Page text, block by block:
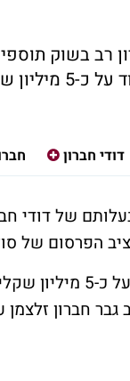
רב בשוק
שקלים
דודי חברון
של דודי
הפרסום של
תקציב הפרסום
חברון